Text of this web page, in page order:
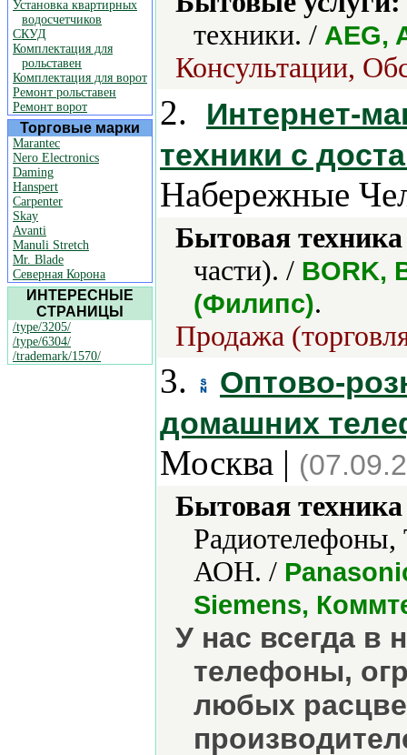
Установка квартирных
водосчетчиков
СКУД
Комплектация для
рольставен
Комплектация для ворот
Ремонт рольставен
Ремонт ворот
Торговые марки
Marantec
Nero Electronics
Daming
Hanspert
Carpenter
Skay
Avanti
Manuli Stretch
Mr. Blade
Северная Корона
ИНТЕРЕСНЫЕ
СТРАНИЦЫ
/type/3205/
/type/6304/
/trademark/1570/
техники. / AEG,
Консультации,
2.
Интернет-
техники с
Набережные
Бытовая
части). / BORK,
(Филипс).
Продажа
3.
Оптово-
домашних
Москва |
Бытовая
АОН. /
Siemens,
У нас всегда в
телефоны,
любых